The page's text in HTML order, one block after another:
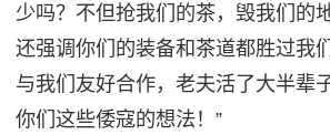
少吗？不但抢我们的茶，毁我们的
还强调你们的装备和茶道都胜过我
与我们友好合作，老夫活了大半辈
你们这些倭寇的想法！”